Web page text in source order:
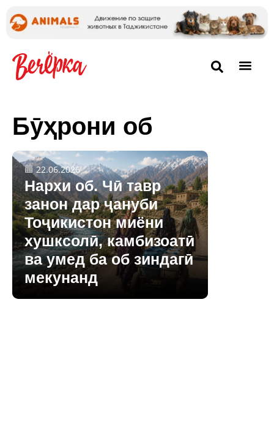
Бӯҳрони об
22.06.2026
Нархи об. Чӣ тавр
занон дар ҷануби
Тоҷикистон миёни
хушксолӣ, камбизоатӣ
ва умед ба об зиндагӣ
мекунанд